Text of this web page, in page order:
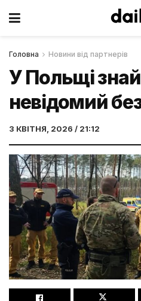
Головна Новини від партнерів
У Польщі
невідомий
3 КВІТНЯ, 2026 / 21:12